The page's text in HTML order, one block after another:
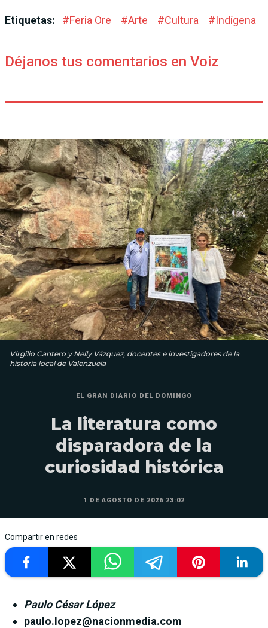
Etiquetas: #Feria Ore #Arte #Cultura #Indígena
Déjanos tus comentarios en Voiz
Virgilio Cantero y Nelly Vázquez, docentes e investigadores de la
historia local de Valenzuela
EL GRAN DIARIO DEL DOMINGO
La literatura como
disparadora de la
curiosidad histórica
1 DE AGOSTO DE 2026 23:02
Compartir en redes
Paulo César López
paulo.lopez@nacionmedia.com